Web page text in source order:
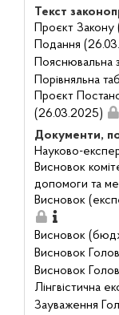
Текст
Проєкт
Подання
Пояснювальна
Порівняльна
Проєкт
(26.03.2025)
Документи,
Науково-
Висновок
допомоги та
Висновок
Висновок
Висновок
Висновок
Лінгвістична
Зауваження